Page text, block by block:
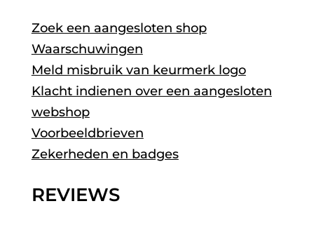
Zoek een aangesloten shop
Waarschuwingen
Meld misbruik van keurmerk logo
Klacht indienen over een aangesloten
webshop
Voorbeeldbrieven
Zekerheden en badges
REVIEWS